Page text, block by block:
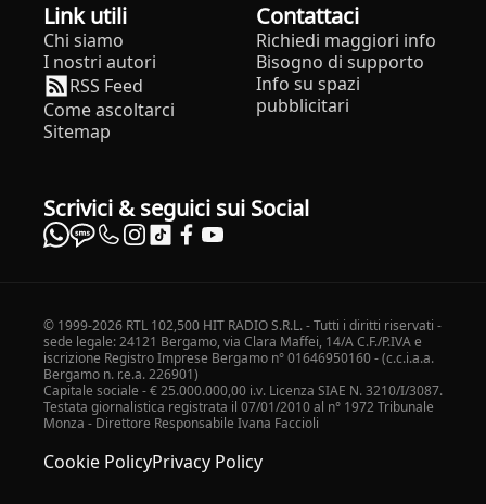
Link utili
Chi siamo
I nostri autori
RSS Feed
Come ascoltarci
Sitemap
Contattaci
Richiedi maggiori info
Bisogno di supporto
Info su spazi
pubblicitari
Scrivici & seguici sui Social
© 1999-2026 RTL 102,500 HIT RADIO S.R.L. - Tutti i diritti riservati -
sede legale: 24121 Bergamo, via Clara Maffei, 14/A C.F./P.IVA e
iscrizione Registro Imprese Bergamo n° 01646950160 - (c.c.i.a.a.
Bergamo n. r.e.a. 226901)
Capitale sociale - € 25.000.000,00 i.v. Licenza SIAE N. 3210/I/3087.
Testata giornalistica registrata il 07/01/2010 al n° 1972 Tribunale
Monza - Direttore Responsabile Ivana Faccioli
Cookie PolicyPrivacy Policy